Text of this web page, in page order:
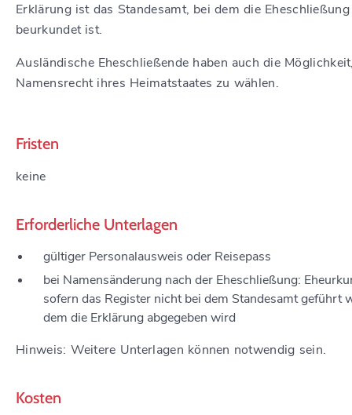
Erklärung ist das Standesamt, bei dem die Eheschließung
beurkundet ist.
Ausländische Eheschließende haben auch die
Namensrecht ihres Heimatstaates zu wählen.
Fristen
keine
Erforderliche Unterlagen
gültiger Personalausweis oder Reisepass
bei Namensänderung nach der Eheschließung:
sofern das Register nicht bei dem Standesamt geführt
dem die Erklärung abgegeben wird
Hinweis: Weitere Unterlagen können notwendig sein.
Kosten